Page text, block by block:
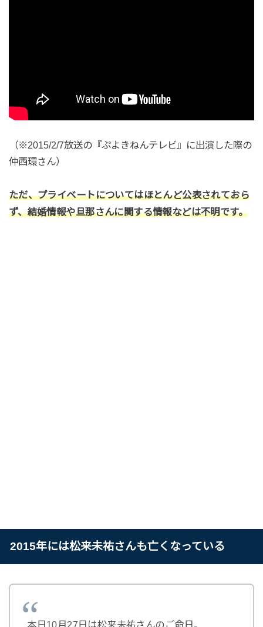
（※2015/2/7放送の『ぷよきねんテレビ』に出演した際の
仲西環さん）
ただ、プライベートについてはほとんど公表されておら
ず、結婚情報や旦那さんに関する情報などは不明です。
2015年には松来未祐さんも亡くなっている
本日10月27日は松来未祐さんのご命日。